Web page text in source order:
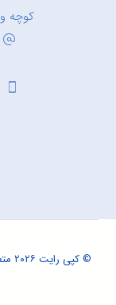
کوچه ولدی
© کپی رایت ۲۰۲۶ متعلق به ثبت کریم خان می باشد.